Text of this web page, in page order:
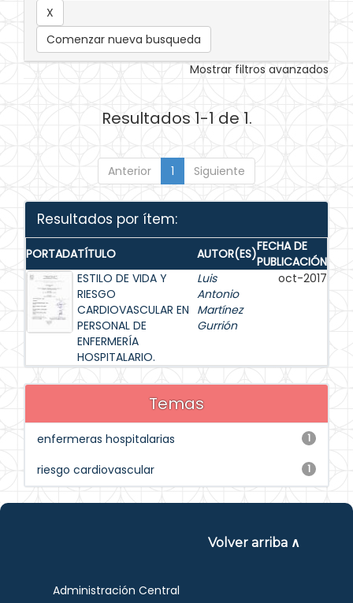
Comenzar nueva busqueda
Mostrar filtros avanzados
Resultados 1-1 de 1.
Anterior 1 Siguiente
Resultados por ítem:
PORTADATÍTULO AUTOR(ES)FECHA DE
PUBLICACIÓN
ESTILO DE VIDA Y
RIESGO
CARDIOVASCULAR EN
PERSONAL DE
ENFERMERÍA
HOSPITALARIO.
Luis
Antonio
Martínez
Gurrión
oct-2017
Temas
1
enfermeras hospitalarias
1
riesgo cardiovascular
Volver arriba ∧
Administración Central